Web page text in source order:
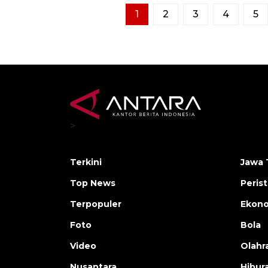
1 2 3 4 5
>
Terkini
Top News
Terpopuler
Foto
Video
Jawa
Bola